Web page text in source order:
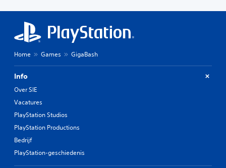
Home Games GigaBash
Info
Over SIE
Vacatures
PlayStation Studios
PlayStation Productions
Bedrijf
PlayStation-geschiedenis